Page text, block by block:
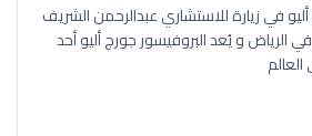
في زيارة للاستشاري عبدالرحمن الشريف
الرياض و يُعد البروفيسور جورج أليو أحد